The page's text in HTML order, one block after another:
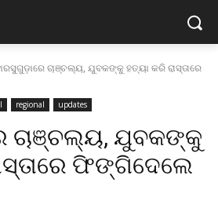
ଚାଞ୍ଚଲ୍ୟ, ଯୁବକଙ୍କୁ ହତ୍ୟା କରି ରାସ୍ତାରେ
regional updates
ଚାଞ୍ଚଲ୍ୟ, ଯୁବକଙ୍କୁ
ଫିଙ୍ଗିଦେଲେ